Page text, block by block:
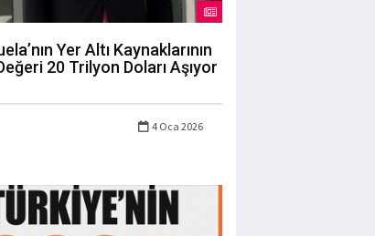
Yer Altı Kaynaklarının
20 Trilyon Doları Aşıyor
4 Oca 2026